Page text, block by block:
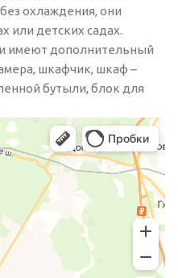
охлаждения, они
или детских садах.
имеют дополнительный
шкафчик, шкаф –
бутыли, блок для